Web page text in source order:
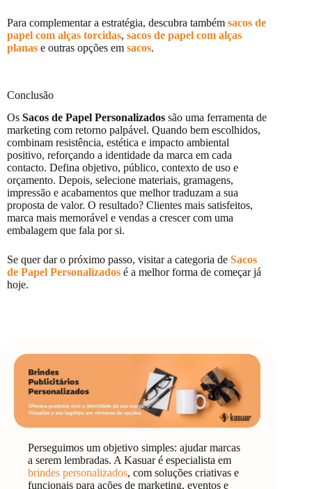
Para complementar a estratégia, descubra também sacos de
papel com alças torcidas, sacos de papel com alças
planas e outras opções em sacos.
Conclusão
Os Sacos de Papel Personalizados são uma ferramenta de
marketing com retorno palpável. Quando bem escolhidos,
combinam resistência, estética e impacto ambiental
positivo, reforçando a identidade da marca em cada
contacto. Defina objetivo, público, contexto de uso e
orçamento. Depois, selecione materiais, gramagens,
impressão e acabamentos que melhor traduzam a sua
proposta de valor. O resultado? Clientes mais satisfeitos,
marca mais memorável e vendas a crescer com uma
embalagem que fala por si.
Se quer dar o próximo passo, visitar a categoria de Sacos
de Papel Personalizados é a melhor forma de começar já
hoje.
Perseguimos um objetivo simples: ajudar marcas
a serem lembradas. A Kasuar é especialista em
brindes personalizados, com soluções criativas e
funcionais para ações de marketing, eventos e